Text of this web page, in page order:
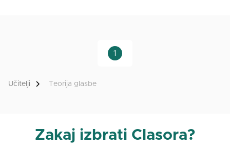
1
Učitelji Teorija glasbe
Zakaj izbrati Clasora?